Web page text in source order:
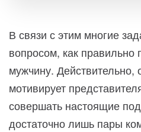
В связи с этим многие
вопросом, как правильно
мужчину. Действительно,
мотивирует
совершать настоящие
достаточно лишь пары